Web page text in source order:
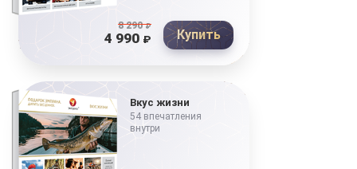
8 290₽
4 990 ₽ Купить
Вкус жизни
54 впечатления
внутри